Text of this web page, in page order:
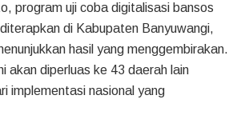
program uji coba digitalisasi bansos
di Kabupaten Banyuwangi,
hasil yang menggembirakan.
akan diperluas ke 43 daerah lain
implementasi nasional yang